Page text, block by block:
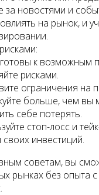
за новостями и
на рынок, и
готовы к возможным
рисками.
ограничения на
больше, чем вы
себе потерять.
стоп-лосс и
инвестиций.
советам, вы
рынках без опыта